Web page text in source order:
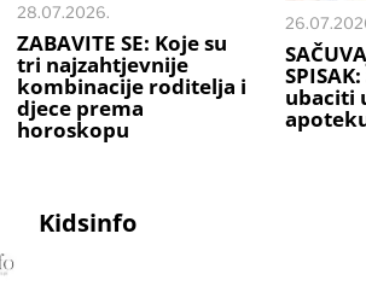
28.07.2026.
ZABAVITE SE: Koje su
tri najzahtjevnije
kombinacije roditelja i
djece prema
horoskopu
ubaciti
Kidsinfo